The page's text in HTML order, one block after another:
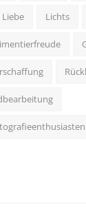
Liebe Lichts